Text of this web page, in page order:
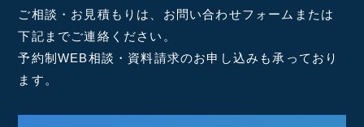
ご相談・お見積もりは、お問い合わせフォームまたは
下記までご連絡ください。
予約制WEB相談・資料請求のお申し込みも承っており
ます。